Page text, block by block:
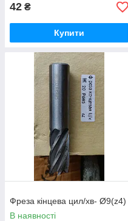
42 ₴
Купити
Фреза кінцева цил/хв- Ø9(z4)
В наявності